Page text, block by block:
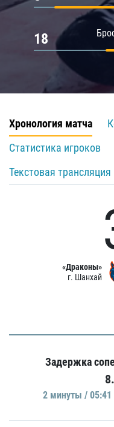
18
Хронология матча
Статистика игроков
Текстовая трансляция
«Драконы»
г. Шанхай
Задержка
2 минуты / 05:41